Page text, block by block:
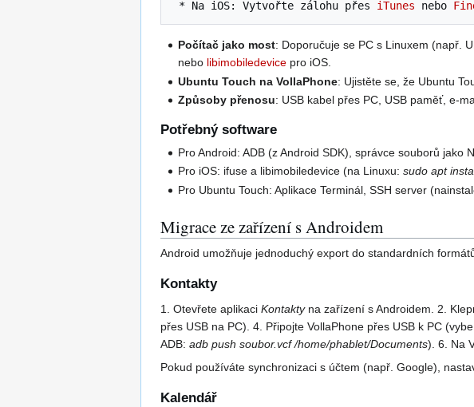
* Na iOS: Vytvořte zálohu přes iTunes nebo
Počítač jako most: Doporučuje se PC s Linuxem (např.
nebo libimobiledevice pro iOS.
Ubuntu Touch na VollaPhone: Ujistěte se, že Ubuntu
Způsoby přenosu: USB kabel přes PC, USB paměť, e-
Potřebný software
Pro Android: ADB (z Android SDK), správce souborů jako
Pro iOS: ifuse a libimobiledevice (na Linuxu:sudo apt
Pro Ubuntu Touch: Aplikace Terminál, SSH server
Migrace ze zařízení s Androidem
Android umožňuje jednoduchý export do standardních
Kontakty
1. Otevřete aplikaci Kontaktyna zařízení s Androidem. 2.
přes USB na PC). 4. Připojte VollaPhone přes USB k PC
ADB: adb push soubor.vcf /home/phablet/Documents). 6. Na
Pokud používáte synchronizaci s účtem (např. Google),
Kalendář